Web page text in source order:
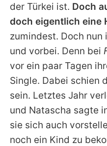
Utiq
der Türkei ist. Doch
doch eigentlich eine
zumindest. Doch
und vorbei. Denn bei
vor ein paar Tagen
Single. Dabei schien
sein. Letztes Jahr
und Natascha sagte
sie sich auch
noch ein Kind zu